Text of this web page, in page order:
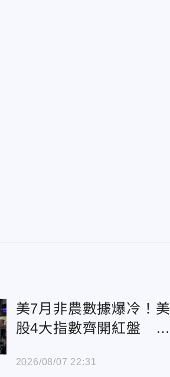
美7月非農數據爆冷！美
股4大指數齊開紅盤 台
2026/08/07 22:31